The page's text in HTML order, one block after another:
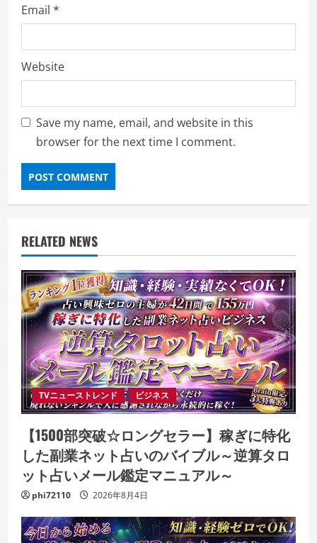
Email *
Website
Save my name, email, and website in this
browser for the next time I comment.
RELATED NEWS
TVニューストレンド ビジネス
【1500部突破☆ロングセラー】稼ぎに特化
した副業ネット占いのバイブル～逆算タロ
ット占いメール鑑定マニュアル～
phi72110 2026年8月4日